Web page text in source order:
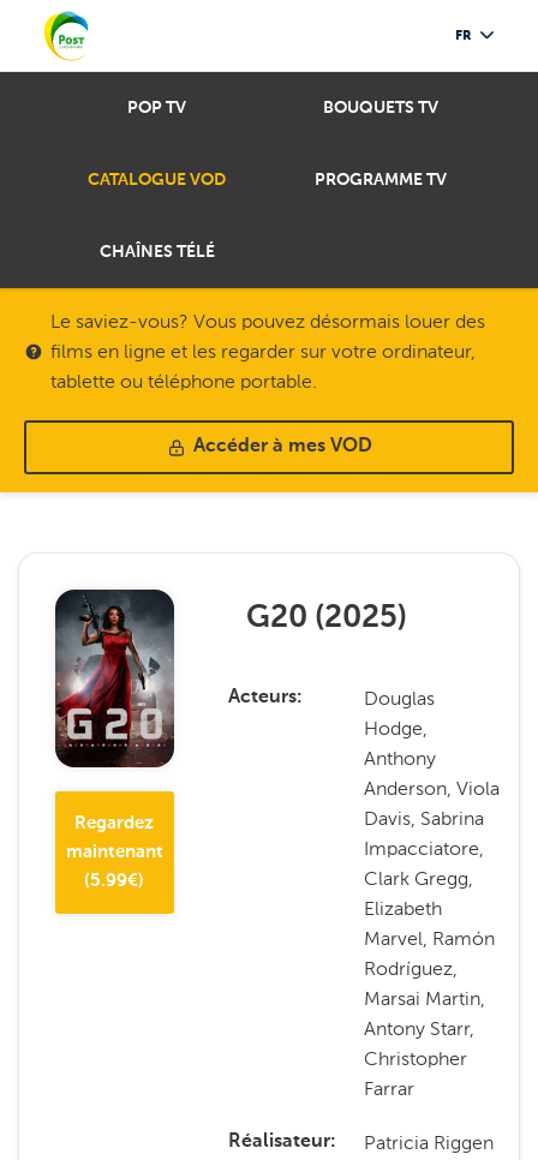
FR
POP TV BOUQUETS TV
CATALOGUE VOD PROGRAMME TV
CHAÎNES TÉLÉ
Le saviez-vous? Vous pouvez désormais louer des
films en ligne et les regarder sur votre ordinateur,
tablette ou téléphone portable.
Accéder à mes VOD
Regardez
maintenant
(5.99€)
G20 (2025)
Acteurs
Douglas
Hodge,
Anthony
Anderson, Viola
Davis, Sabrina
Impacciatore,
Clark Gregg,
Elizabeth
Marvel, Ramón
Rodríguez,
Marsai Martin,
Antony Starr,
Christopher
Farrar
Réalisateur Patricia Riggen